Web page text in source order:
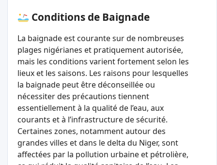
Conditions de Baignade
La baignade est courante sur de nombreuses
plages nigérianes et pratiquement autorisée,
mais les conditions varient fortement selon les
lieux et les saisons. Les raisons pour lesquelles
la baignade peut être déconseillée ou
nécessiter des précautions tiennent
essentiellement à la qualité de l’eau, aux
courants et à l’infrastructure de sécurité.
Certaines zones, notamment autour des
grandes villes et dans le delta du Niger, sont
affectées par la pollution urbaine et pétrolière,